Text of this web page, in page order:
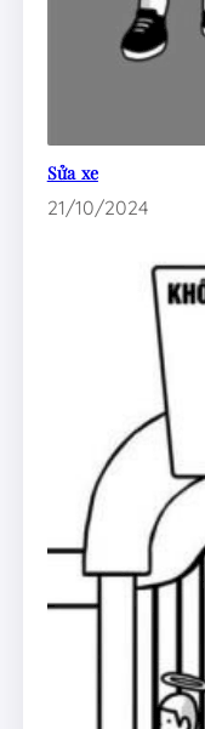
Sửa xe
21/10/2024